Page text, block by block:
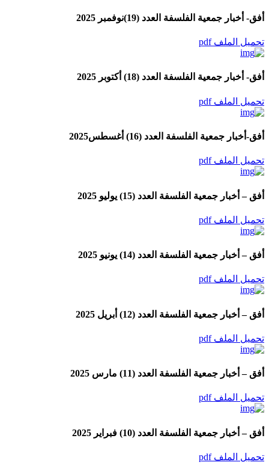
أفق- أخبار جمعية الفلسفة العدد (19)نوفمبر 2025
تحميل الملف pdf
أفق- أخبار جمعية الفلسفة العدد (18) أكتوبر 2025
تحميل الملف pdf
أفق-أخبار جمعية الفلسفة العدد (16) أغسطس2025
تحميل الملف pdf
أفق – أخبار جمعية الفلسفة العدد (15) يوليو 2025
تحميل الملف pdf
أفق – أخبار جمعية الفلسفة العدد (14) يونيو 2025
تحميل الملف pdf
أفق – أخبار جمعية الفلسفة العدد (12) أبريل 2025
تحميل الملف pdf
أفق – أخبار جمعية الفلسفة العدد (11) مارس 2025
تحميل الملف pdf
أفق – أخبار جمعية الفلسفة العدد (10) فبراير 2025
تحميل الملف pdf